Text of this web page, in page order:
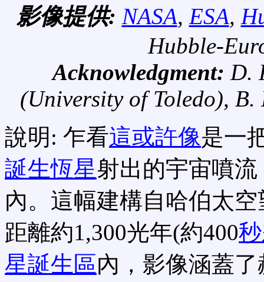
影像提供: NASA, ESA,
Hubble-
Acknowledgment: D.
(University of Toledo),
說明: 乍看這或許像是一
誕生恆星射出的宇宙噴
內。這幅建構自哈伯太
距離約1,300光年(約400
星誕生區內，影像涵蓋